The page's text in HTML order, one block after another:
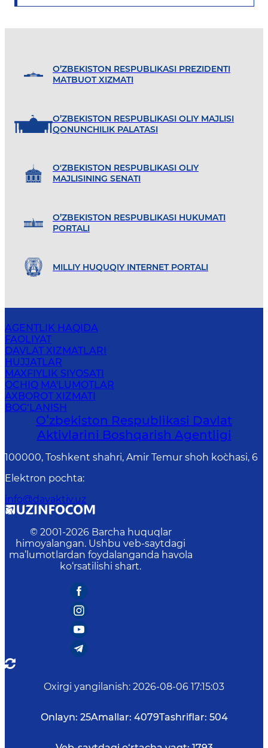
O’ZBEKISTON RESPUBLIKASI PREZIDENTI
MATBUOT XIZMATI
O’ZBEKISTON RESPUBLIKASI OLIY MAJLISI
QONUNCHILIK PALATASI
O'ZBEKISTON RESPUBLIKASI OLIY
MAJLISINING SENATI
O’ZBEKISTON RESPUBLIKASI HUKUMATI
PORTALI
MILLIY HUQUQIY INTERNET PORTALI
AGENTLIK HAQIDA
FAOLIYAT
DAVLAT XIZMATLARI
HUJJATLAR
MAXFIYLIK SIYOSATI
OCHIQ MA'LUMOTLAR
AXBOROT XIZMATI
BOG‘LANISH
Oʻzbekiston Respublikasi Davlat
Aktivlarini Boshqarish Agentligi
100000, Toshkent shahri, Amir Temur shoh ko`chasi, 6
Elektron pochta:
info@davaktiv.uz
© 2001-2026 Barcha huquqlar
himoyalangan. Ushbu veb-saytdagi
ma’lumotlardan foydalanganda havola
ko‘rsatilishi shart.
Oxirgi yangilanish: 2026-08-06 17:15:03
Onlayn: 25Amallar: 4079Tashriflar: 504